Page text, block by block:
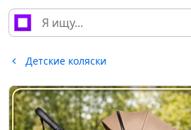
Детские коляски